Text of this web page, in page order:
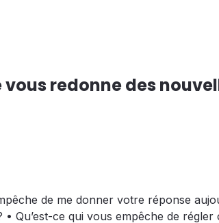
redonne des
de me donner votre réponse
Qu’est-ce qui vous empêche de régler